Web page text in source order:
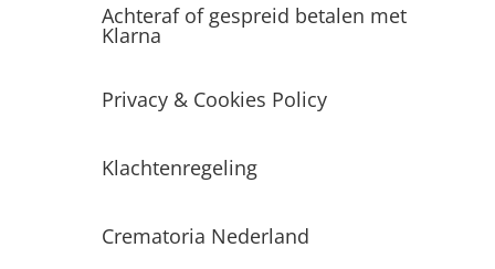
Achteraf of gespreid betalen met
Klarna
Privacy & Cookies Policy
Klachtenregeling
Crematoria Nederland